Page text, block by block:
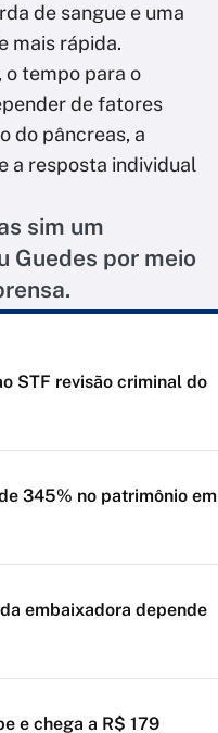
de sangue e uma
mais rápida.
tempo para o
de fatores
do pâncreas, a
a resposta individual
sim um
Guedes por meio
STF revisão criminal do
345% no patrimônio em
embaixadora depende
e chega a R$ 179